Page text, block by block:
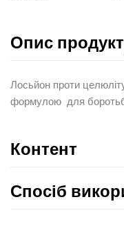
Опис
Лосьйон проти
формулою для
Контент
Спосіб